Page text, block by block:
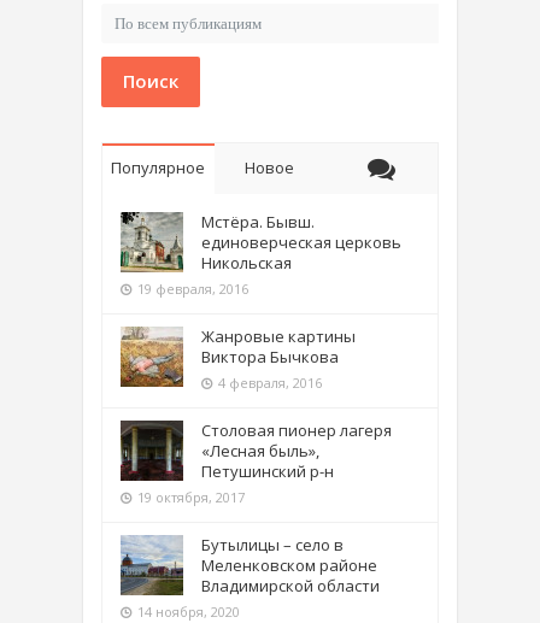
Поиск
Популярное Новое
Мстёра. Бывш.
единоверческая церковь
Никольская
19 февраля, 2016
Жанровые картины
Виктора Бычкова
4 февраля, 2016
Столовая пионер лагеря
«Лесная быль»,
Петушинский р-н
19 октября, 2017
Бутылицы – село в
Меленковском районе
Владимирской области
14 ноября, 2020